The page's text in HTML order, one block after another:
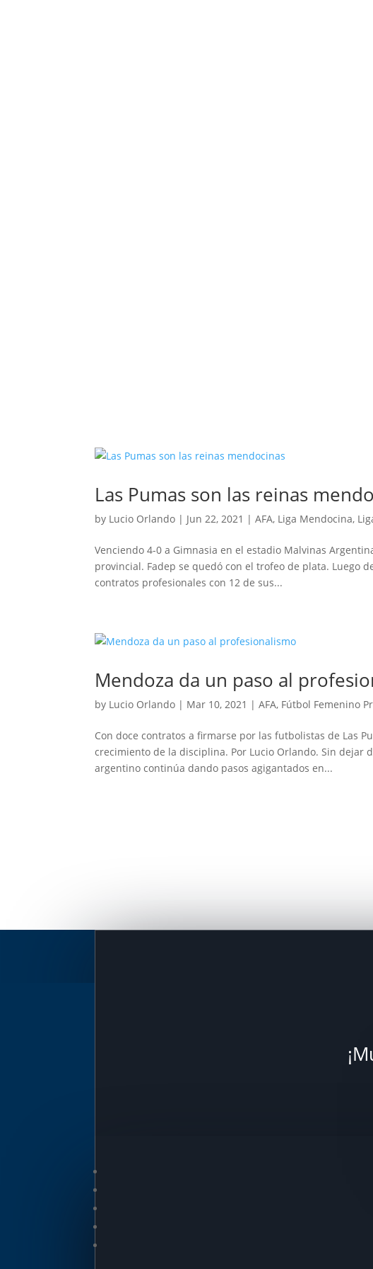
Las Pumas son las reinas
by Lucio Orlando | Jun 22, 2021 |AFA, Liga Mendocina,
Venciendo 4-0 a Gimnasia en el estadio Malvinas
provincial. Fadep se quedó con el trofeo de plata. Luego
contratos profesionales con 12 de sus...
Mendoza da un paso al
by Lucio Orlando | Mar 10, 2021 |AFA, Fútbol Femenino
Con doce contratos a firmarse por las futbolistas de Las
crecimiento de la disciplina. Por Lucio Orlando. Sin
argentino continúa dando pasos agigantados en...